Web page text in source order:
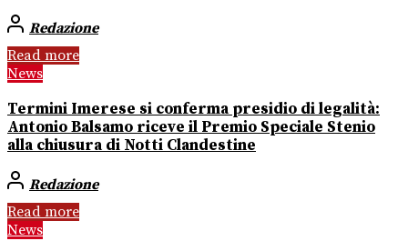
Redazione
Read more
News
Termini Imerese si conferma presidio di legalità:
Antonio Balsamo riceve il Premio Speciale Stenio
alla chiusura di Notti Clandestine
Redazione
Read more
News